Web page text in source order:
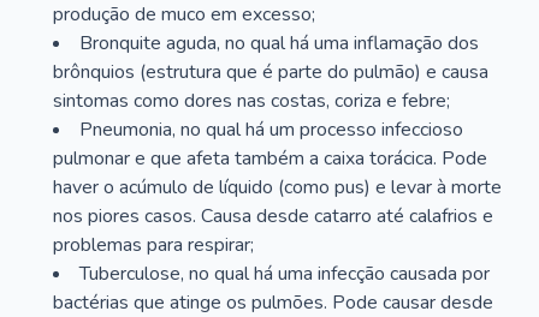
produção de muco em excesso;
Bronquite aguda, no qual há uma inflamação dos
brônquios (estrutura que é parte do pulmão) e causa
sintomas como dores nas costas, coriza e febre;
Pneumonia, no qual há um processo infeccioso
pulmonar e que afeta também a caixa torácica. Pode
haver o acúmulo de líquido (como pus) e levar à morte
nos piores casos. Causa desde catarro até calafrios e
problemas para respirar;
Tuberculose, no qual há uma infecção causada por
bactérias que atinge os pulmões. Pode causar desde